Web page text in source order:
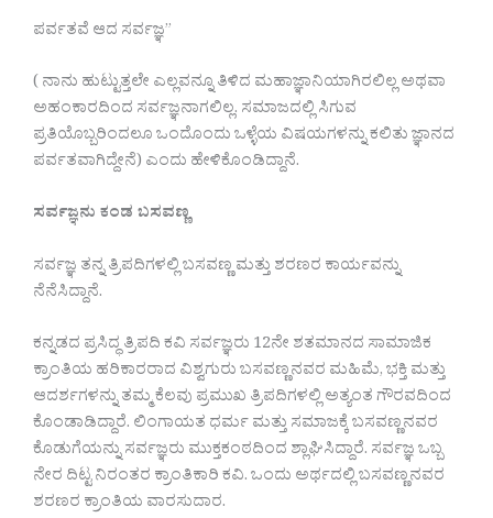
ಪರ್ವತವೆ ಆದ ಸರ್ವಜ್ಞ”
( ನಾನು ಹುಟ್ಟುತ್ತಲೇ ಎಲ್ಲವನ್ನೂ ತಿಳಿದ ಮಹಾಜ್ಞಾನಿಯಾಗಿರಲಿಲ್ಲ ಅಥವಾ
ಅಹಂಕಾರದಿಂದ ಸರ್ವಜ್ಞನಾಗಲಿಲ್ಲ. ಸಮಾಜದಲ್ಲಿ ಸಿಗುವ
ಪ್ರತಿಯೊಬ್ಬರಿಂದಲೂ ಒಂದೊಂದು ಒಳ್ಳೆಯ ವಿಷಯಗಳನ್ನು ಕಲಿತು ಜ್ಞಾನದ
ಪರ್ವತವಾಗಿದ್ದೇನೆ) ಎಂದು ಹೇಳಿಕೊಂಡಿದ್ದಾನೆ.
ಸರ್ವಜ್ಞನು ಕಂಡ ಬಸವಣ್ಣ
ಸರ್ವಜ್ಞ ತನ್ನ ತ್ರಿಪದಿಗಳಲ್ಲಿ ಬಸವಣ್ಣ ಮತ್ತು ಶರಣರ ಕಾರ್ಯವನ್ನು
ನೆನೆಸಿದ್ದಾನೆ.
ಕನ್ನಡದ ಪ್ರಸಿದ್ಧ ತ್ರಿಪದಿ ಕವಿ ಸರ್ವಜ್ಞರು 12ನೇ ಶತಮಾನದ ಸಾಮಾಜಿಕ
ಕ್ರಾಂತಿಯ ಹರಿಕಾರರಾದ ವಿಶ್ವಗುರು ಬಸವಣ್ಣನವರ ಮಹಿಮೆ, ಭಕ್ತಿ ಮತ್ತು
ಆದರ್ಶಗಳನ್ನು ತಮ್ಮ ಕೆಲವು ಪ್ರಮುಖ ತ್ರಿಪದಿಗಳಲ್ಲಿ ಅತ್ಯಂತ ಗೌರವದಿಂದ
ಕೊಂಡಾಡಿದ್ದಾರೆ. ಲಿಂಗಾಯತ ಧರ್ಮ ಮತ್ತು ಸಮಾಜಕ್ಕೆ ಬಸವಣ್ಣನವರ
ಕೊಡುಗೆಯನ್ನು ಸರ್ವಜ್ಞರು ಮುಕ್ತಕಂಠದಿಂದ ಶ್ಲಾಘಿಸಿದ್ದಾರೆ. ಸರ್ವಜ್ಞ ಒಬ್ಬ
ನೇರ ದಿಟ್ಟ ನಿರಂತರ ಕ್ರಾಂತಿಕಾರಿ ಕವಿ. ಒಂದು ಅರ್ಥದಲ್ಲಿ ಬಸವಣ್ಣನವರ
ಶರಣರ ಕ್ರಾಂತಿಯ ವಾರಸುದಾರ.